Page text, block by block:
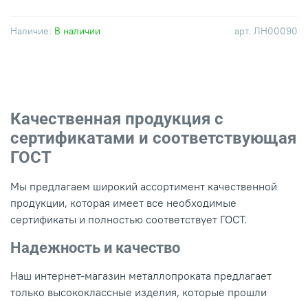
арт. ЛН00090
Наличие: В наличии
Качественная продукция с
сертификатами и соответствующая
ГОСТ
Мы предлагаем широкий ассортимент качественной
продукции, которая имеет все необходимые
сертификаты и полностью соответствует ГОСТ.
Надежность и качество
Наш интернет-магазин металлопроката предлагает
только высококлассные изделия, которые прошли